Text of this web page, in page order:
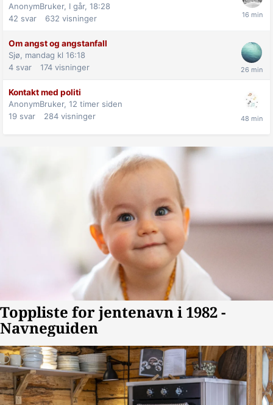
AnonymBruker, I går, 18:28
42 svar 632 visninger
Om angst og angstanfall
Sjø, mandag kl 16:18
4 svar 174 visninger
Kontakt med politi
AnonymBruker, 12 timer siden
19 svar 284 visninger